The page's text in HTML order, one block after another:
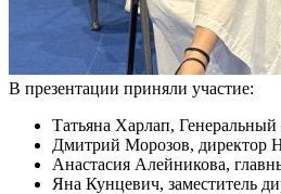
В презентации приняли участие:
Татьяна Харлап,
Дмитрий Морозов, директор
Анастасия Алейникова,
Яна Кунцевич, заместитель